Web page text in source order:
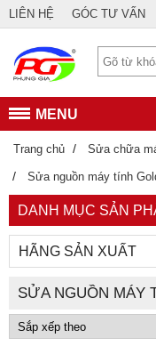
LIÊN HỆ GÓC TƯ VẤN
MENU
Trang chủ / Sửa chữa
/ Sửa nguồn máy tính
DANH MỤC SẢN
HÃNG SẢN XUẤT
SỬA NGUỒN MÁY